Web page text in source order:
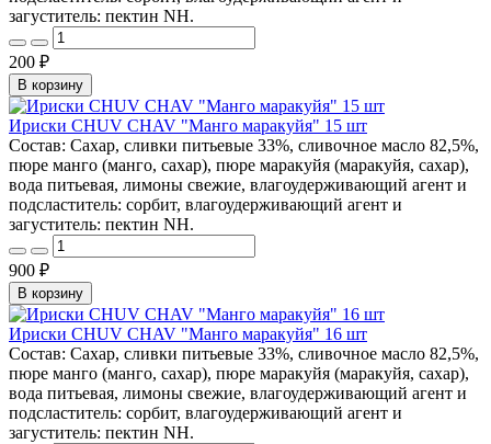
загуститель: пектин NH.
200 ₽
В корзину
Ириски CHUV CHAV "Манго маракуйя" 15 шт
Состав: Сахар, сливки питьевые 33%, сливочное масло 82,5%,
пюре манго (манго, сахар), пюре маракуйя (маракуйя, сахар),
вода питьевая, лимоны свежие, влагоудерживающий агент и
подсластитель: сорбит, влагоудерживающий агент и
загуститель: пектин NH.
900 ₽
В корзину
Ириски CHUV CHAV "Манго маракуйя" 16 шт
Состав: Сахар, сливки питьевые 33%, сливочное масло 82,5%,
пюре манго (манго, сахар), пюре маракуйя (маракуйя, сахар),
вода питьевая, лимоны свежие, влагоудерживающий агент и
подсластитель: сорбит, влагоудерживающий агент и
загуститель: пектин NH.